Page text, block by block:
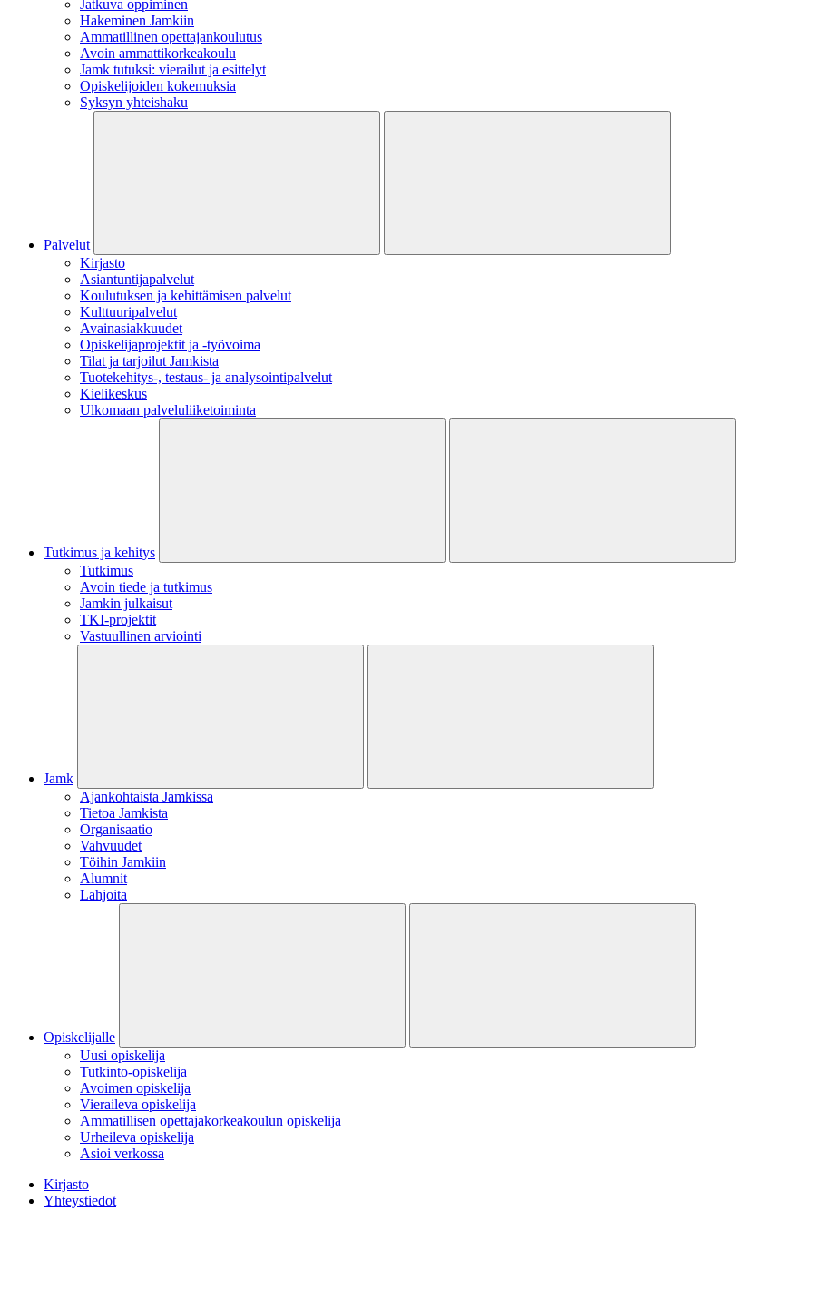
Jatkuva oppiminen
Hakeminen Jamkiin
Ammatillinen opettajankoulutus
Avoin ammattikorkeakoulu
Jamk tutuksi: vierailut ja esittelyt
Opiskelijoiden kokemuksia
Syksyn yhteishaku
Palvelut
Kirjasto
Asiantuntijapalvelut
Koulutuksen ja kehittämisen palvelut
Kulttuuripalvelut
Avainasiakkuudet
Opiskelijaprojektit​ ja -työvoima
Tilat ja tarjoilut Jamkista
Tuotekehitys-, testaus- ja analysointipalvelut
Kielikeskus
Ulkomaan palveluliiketoiminta
Tutkimus ja kehitys
Tutkimus
Avoin tiede ja tutkimus
Jamkin julkaisut
TKI-projektit
Vastuullinen arviointi
Jamk
Ajankohtaista Jamkissa
Tietoa Jamkista
Organisaatio
Vahvuudet
Töihin Jamkiin
Alumnit
Lahjoita
Opiskelijalle
Uusi opiskelija
Tutkinto-opiskelija
Avoimen opiskelija
Vieraileva opiskelija
Ammatillisen opettajakorkeakoulun opiskelija
Urheileva opiskelija
Asioi verkossa
Kirjasto
Yhteystiedot